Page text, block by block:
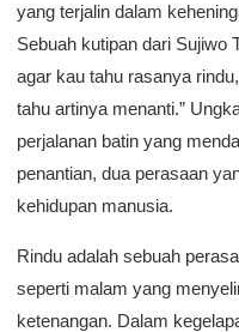
yang terjalin dalam
Sebuah kutipan dari Sujiwo
agar kau tahu rasanya
tahu artinya menanti.”
perjalanan batin yang
penantian, dua perasaan
kehidupan manusia.
Rindu adalah sebuah
seperti malam yang
ketenangan. Dalam